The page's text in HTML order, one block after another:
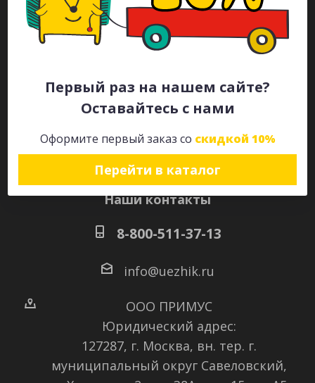
Первый раз на нашем сайте?
Оставайтесь с нами
Оформите первый заказ со скидкой 10%
Перейти в каталог
Каталог
Будьте всегда в курсе!
Наши контакты
8-800-511-37-13
info@uezhik.ru
ООО ПРИМУС
Юридический адрес:
127287, г. Москва, вн. тер. г.
муниципальный округ Савеловский,